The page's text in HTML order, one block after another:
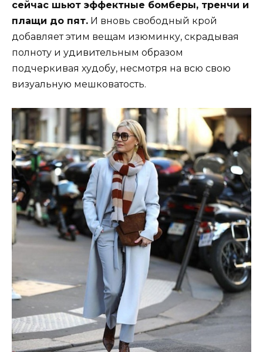
сейчас шьют эффектные бомберы, тренчи и
плащи до пят. И вновь свободный крой
добавляет этим вещам изюминку, скрадывая
полноту и удивительным образом
подчеркивая худобу, несмотря на всю свою
визуальную мешковатость.